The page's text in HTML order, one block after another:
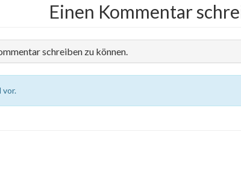
Einen Kommentar
schreiben zu können.
vor.